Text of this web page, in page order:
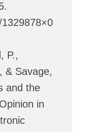
P.,
& Savage,
and the
in